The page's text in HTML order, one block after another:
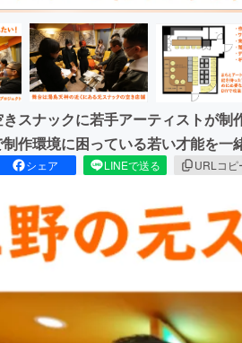
スナックに若手アーティストが
作環境に困っている若い才能を一
シェア LINEで送る URLコピ